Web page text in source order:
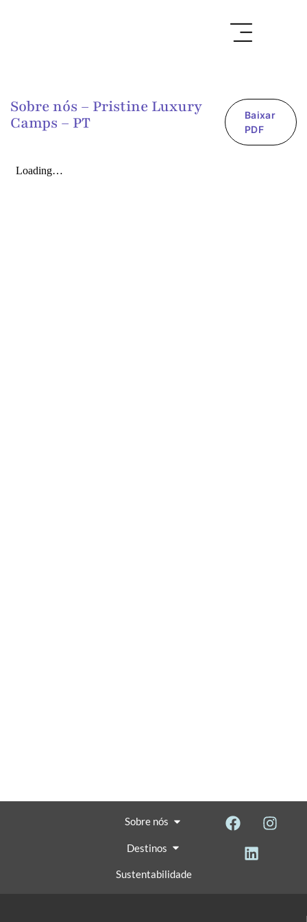
Sobre nós – Pristine Luxury
Camps – PT
Baixar
PDF
Sobre nós
Destinos
Sustentabilidade